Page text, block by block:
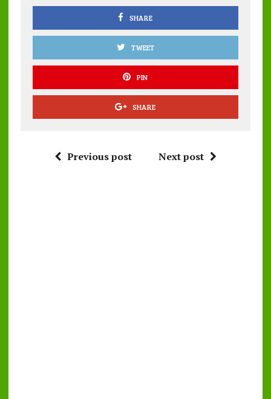
k p SHARE
TWEET
PIN
SHARE
Previous post Next post